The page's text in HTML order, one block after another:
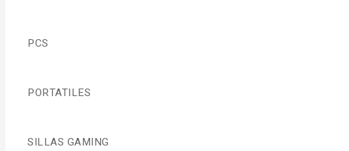
PCS
PORTATILES
SILLAS GAMING